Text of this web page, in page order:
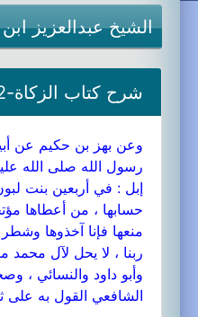
الشيخ عبدالعزيز ابن
شرح كتاب الزكاة-02
وعن بهز بن حكيم عن
رسول الله صلى الله
إبل : في أربعين بنت
حسابها ، من أعطاها
منعها فإنا آخذوها
ربنا ، لا يحل لآل
وأبو داود والنسائي ،
الشافعي القول به على